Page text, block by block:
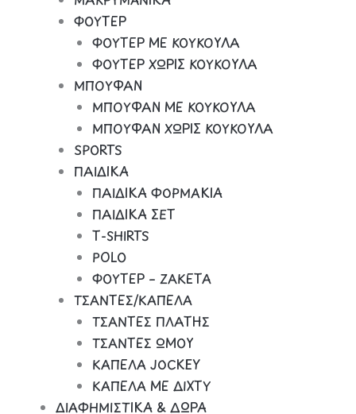
ΦΟΥΤΕΡ
ΦΟΥΤΕΡ ΜΕ ΚΟΥΚΟΥΛΑ
ΦΟΥΤΕΡ ΧΩΡΙΣ ΚΟΥΚΟΥΛΑ
ΜΠΟΥΦΑΝ
ΜΠΟΥΦΑΝ ΜΕ ΚΟΥΚΟΥΛΑ
ΜΠΟΥΦΑΝ ΧΩΡΙΣ ΚΟΥΚΟΥΛΑ
SPORTS
ΠΑΙΔΙΚΑ
ΠΑΙΔΙΚΑ ΦΟΡΜΑΚΙΑ
ΠΑΙΔΙΚΑ ΣΕΤ
Τ-SHIRTS
POLO
ΦΟΥΤΕΡ – ΖΑΚΕΤΑ
ΤΣΑΝΤΕΣ/ΚΑΠΕΛΑ
ΤΣΑΝΤΕΣ ΠΛΑΤΗΣ
ΤΣΑΝΤΕΣ ΩΜΟΥ
ΚΑΠΕΛΑ JOCKEY
ΚΑΠΕΛΑ ΜΕ ΔΙΧΤΥ
ΔΙΑΦΗΜΙΣΤΙΚΑ & ΔΩΡΑ